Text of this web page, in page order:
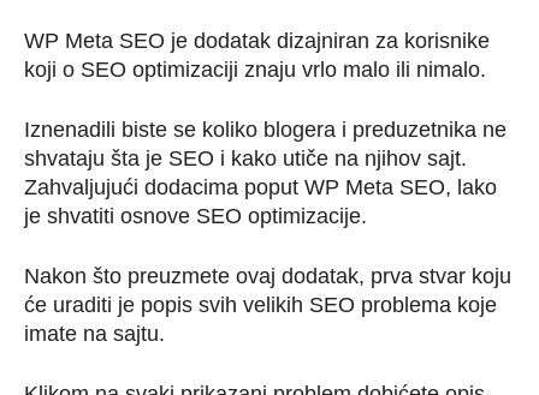
WP Meta SEO je dodatak dizajniran za korisnike
koji o SEO optimizaciji znaju vrlo malo ili nimalo.
Iznenadili biste se koliko blogera i preduzetnika ne
shvataju šta je SEO i kako utiče na njihov sajt.
Zahvaljujući dodacima poput WP Meta SEO, lako
je shvatiti osnove SEO optimizacije.
Nakon što preuzmete ovaj dodatak, prva stvar koju
će uraditi je popis svih velikih SEO problema koje
imate na sajtu.